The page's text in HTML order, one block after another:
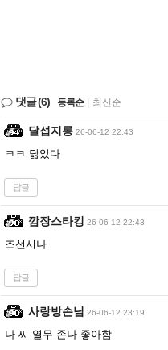
댓글(6) 등록순 최신순
달섭지롱 26-06-12 22:43
ㅋㅋ 닮았다
답글
깜장스타킹 26-06-12 22:43
조선시나
답글
사랑방손님 26-06-12 23:19
나 씨 열무 존나 좋아함